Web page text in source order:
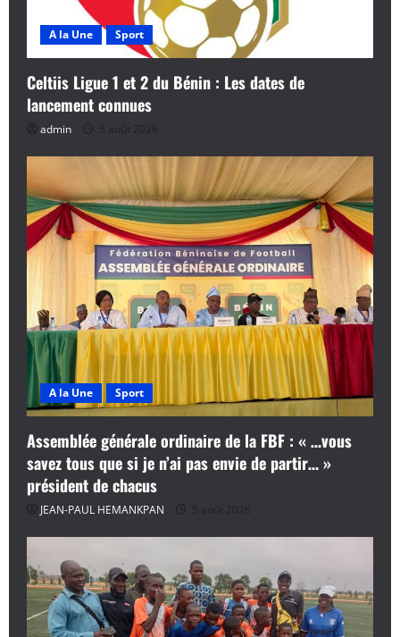
A la Une Sport
Celtiis Ligue 1 et 2 du Bénin : Les dates de
lancement connues
admin 5 août 2026
A la Une Sport
Assemblée générale ordinaire de la FBF : « …vous
savez tous que si je n’ai pas envie de partir… »
président de chacus
JEAN-PAUL HEMANKPAN 5 août 2026